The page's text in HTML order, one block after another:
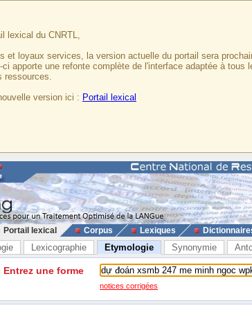
lexical du CNRTL,
et loyaux services, la version actuelle du portail sera
ci apporte une refonte complète de l'interface adaptée à
ressources.
version ici : Portail lexical
Portail lexical Corpus Lexiques
Lexicographie Etymologie Synonymie
Entrez une forme
notices corrigées